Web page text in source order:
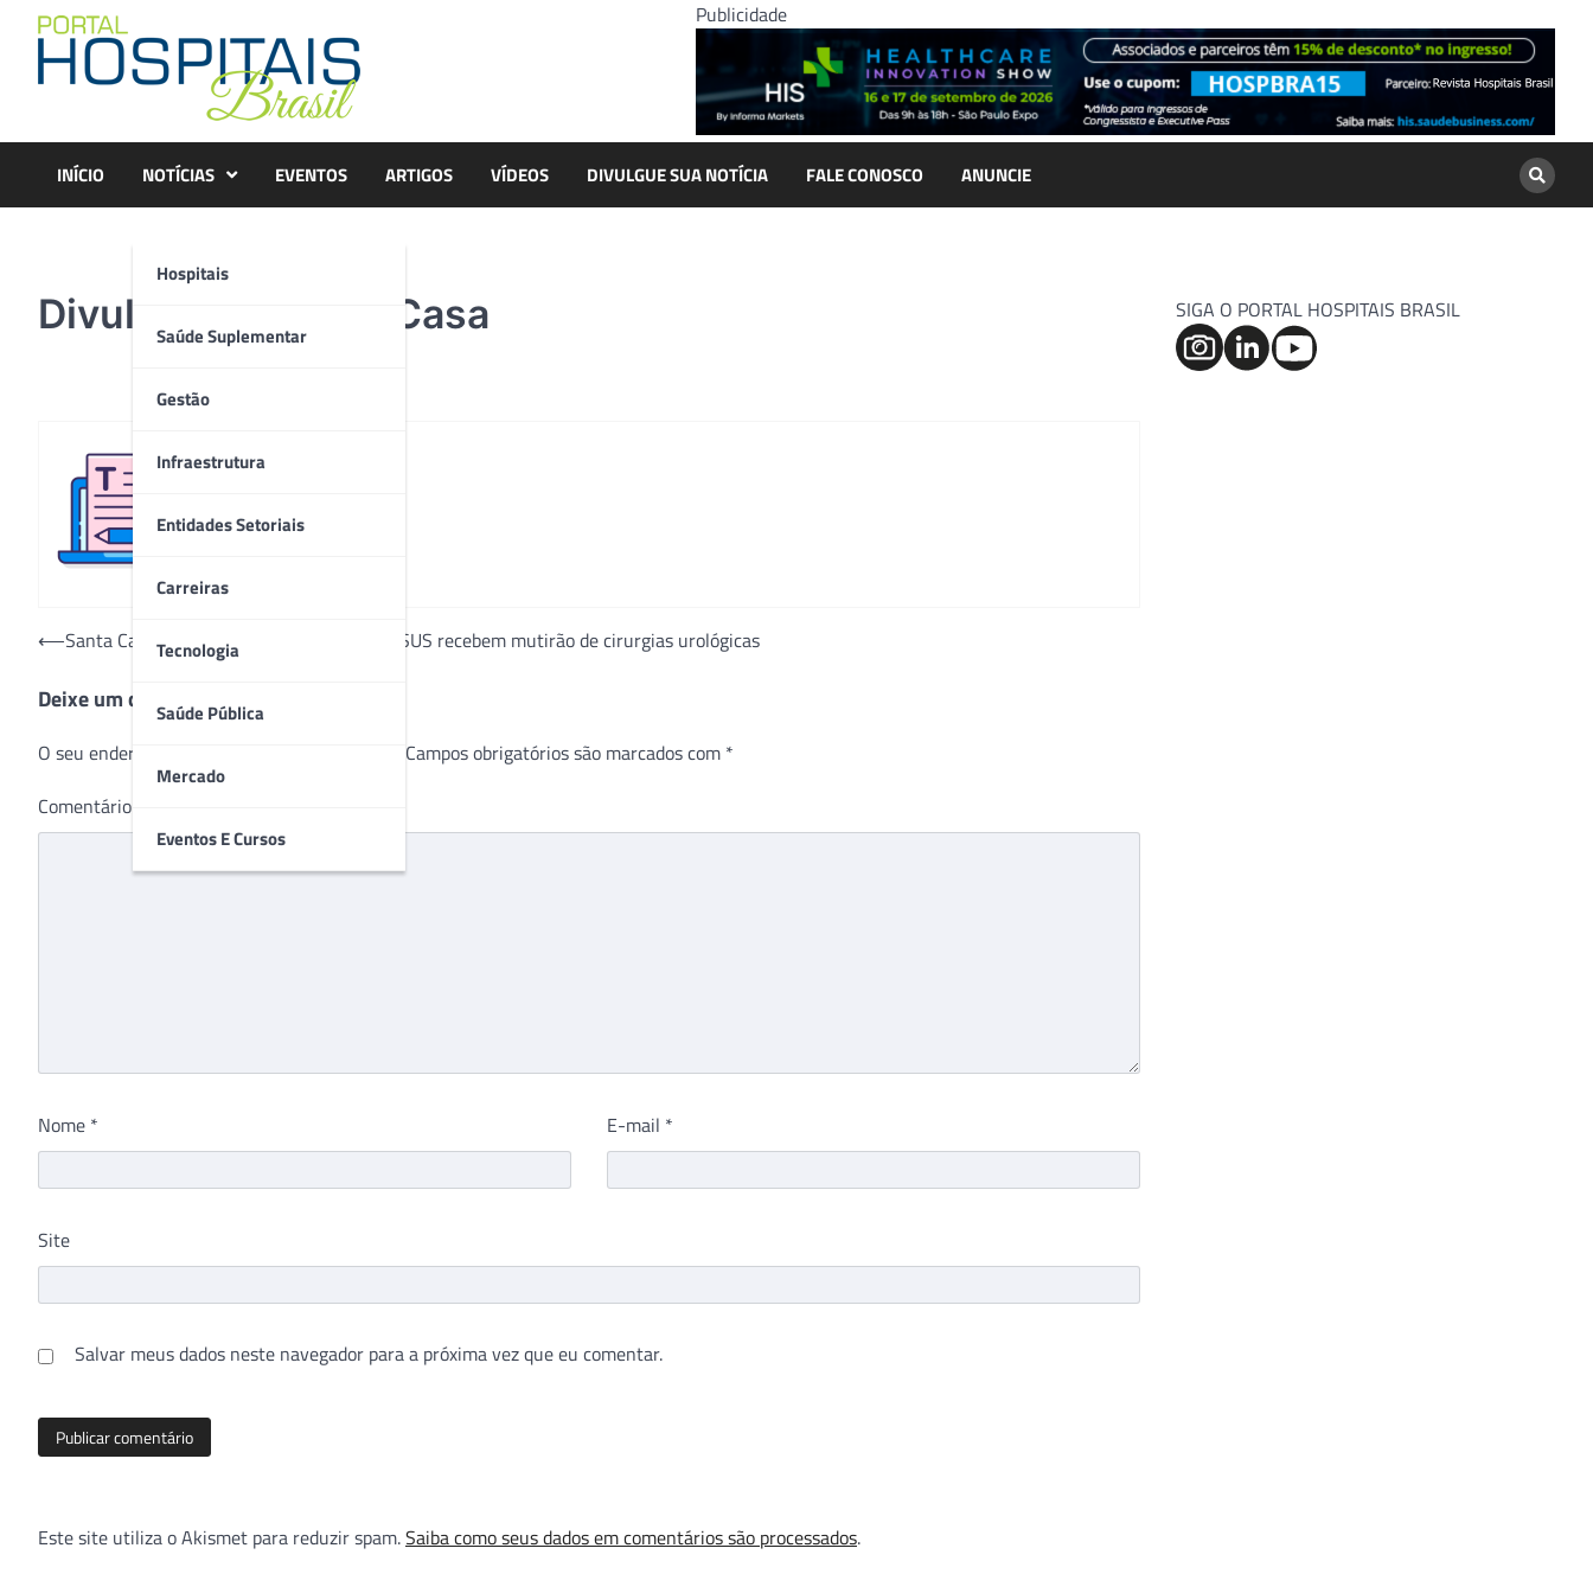
content
Publicidade
INÍCIO NOTÍCIAS
Hospitais
Saúde Suplementar
Gestão
Infraestrutura
Entidades Setoriais
Carreiras
Tecnologia
Saúde Pública
Mercado
Eventos E Cursos
EVENTOS ARTIGOS VÍDEOS DIVULGUE SUA NOTÍCIA FALE CONOSCO ANUNCIE
Divulgação-Santa Casa
Navegação
Post
⟵Santa Casa de Porto Alegre: Pacientes do SUS recebem mutirão de cirurgias urológicas
Deixe um comentário
O seu endereço de e-mail não será publicado. Campos obrigatórios são marcados com *
Comentário
Nome * E-mail *
Site
Salvar meus dados neste navegador para a próxima vez que eu comentar.
Este site utiliza o Akismet para reduzir spam.Saiba como seus dados em comentários são processados.
SIGA O PORTAL HOSPITAIS BRASIL